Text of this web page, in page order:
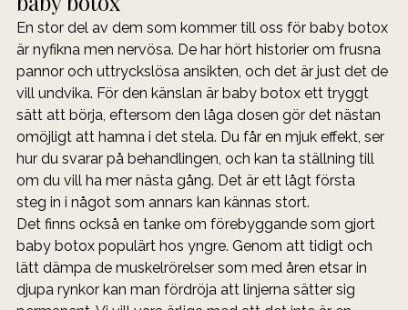
En stor del av dem som kommer till oss för baby botox
är nyfikna men nervösa. De har hört historier om frusna
pannor och uttryckslösa ansikten, och det är just det de
vill undvika. För den känslan är baby botox ett tryggt
sätt att börja, eftersom den låga dosen gör det nästan
omöjligt att hamna i det stela. Du får en mjuk effekt, ser
hur du svarar på behandlingen, och kan ta ställning till
om du vill ha mer nästa gång. Det är ett lågt första
steg in i något som annars kan kännas stort.
Det finns också en tanke om förebyggande som gjort
baby botox populärt hos yngre. Genom att tidigt och
lätt dämpa de muskelrörelser som med åren etsar in
djupa rynkor kan man fördröja att linjerna sätter sig